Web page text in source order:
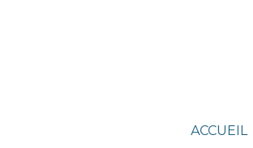
ACCUEIL